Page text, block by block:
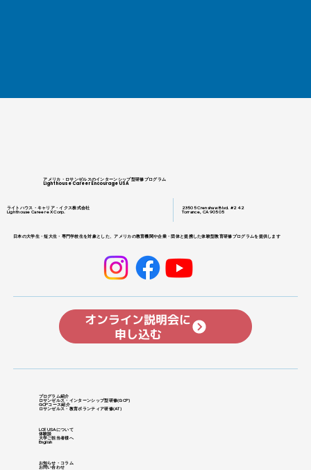
アメリカ・ロサンゼルスのインターンシップ型研修プログラム
Lighthouse Career Encourage USA
ライトハウス・キャリア・イクス株式会社
Lighthouse Career eX Corp.
23505 Crenshaw Blvd. #242
Torrance, CA 90505
日本の大学生・短大生・専門学校生を対象とした、アメリカの教育機関や企業・団体と提携した体験型教育研修プログラムを提供します
オンライン説明会に
申し込む
プログラム紹介
ロサンゼルス・インターンシップ型研修​(GCP)
GCPコース紹介
ロサンゼルス・教育ボランティア研修(AT)
LCE USAについて
体験談
大学ご担当者様へ
English
お知らせ・コラム
お問い合わせ